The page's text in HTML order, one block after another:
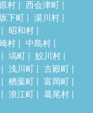
村
西会津町
下町
湯川村
昭和村
村
中島村
塙町
鮫川村
浅川町
古殿町
楢葉町
富岡町
浪江町
葛尾村